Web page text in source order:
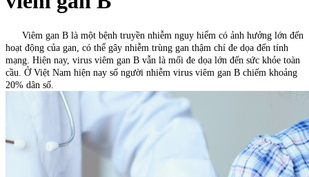
Viêm gan B là một bệnh truyền nhiễm nguy hiểm có ảnh hưởng lớn đến
hoạt động của gan, có thể gây nhiễm trùng gan thậm chí đe dọa đến tính
mạng. Hiện nay, virus viêm gan B vẫn là mối đe dọa lớn đến sức khỏe toàn
cầu. Ở Việt Nam hiện nay số người nhiễm virus viêm gan B chiếm khoảng
20% dân số.